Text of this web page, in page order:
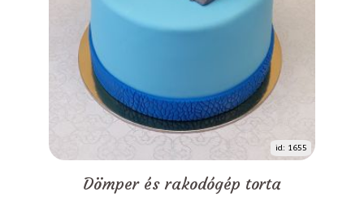
id: 1655
Dömper és rakodógép torta